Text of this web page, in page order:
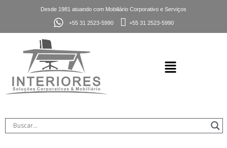
Desde 1981 atuando com Mobiliário Corporativo e Serviços
+55 31 2523-5990 +55 31 2523-5990